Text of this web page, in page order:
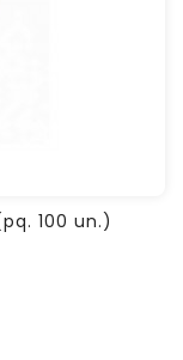
100 un.)